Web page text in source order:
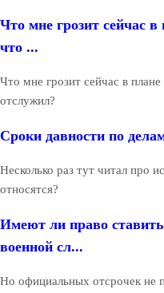
Что мне грозит сейчас в
что ...
Что мне грозит сейчас в
отслужил?
Сроки давности по
Несколько раз тут читал про
относятся?
Имеют ли право
военной сл...
Но официальных отсрочек не